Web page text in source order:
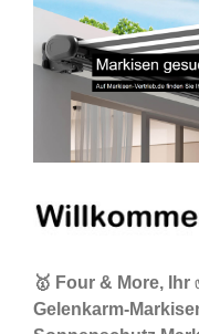
🥇 Four & More, Ihr
Gelenkarm-